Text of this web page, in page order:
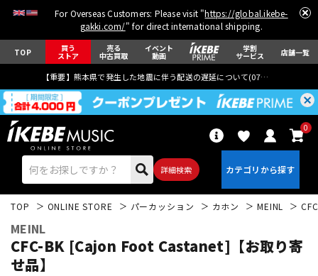
For Overseas Customers: Please visit "https://global.ikebe-
gakki.com/" for direct international shipping.
TOP 買う
ストア
売る
中古買取
イベント
動画
学割
サービス 店舗一覧
【重要】熊本県で発生した地震に伴う配送の遅延について(07月29日
詳細検索
0
TOP ONLINE STORE パーカッション カホン MEINL
MEINL
CFC-BK [Cajon Foot Castanet]【お取り寄
せ品】